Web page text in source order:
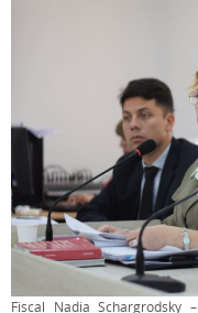
Fiscal Nadia Schargrodsky